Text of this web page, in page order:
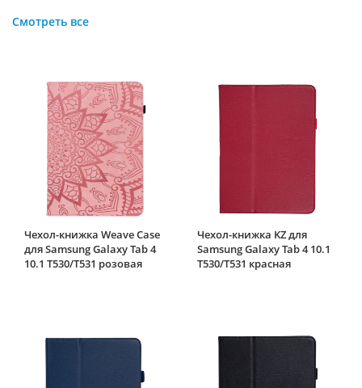
Смотреть все
Чехол-книжка Weave Case
для Samsung Galaxy Tab 4
10.1 T530/T531 розовая
Чехол-книжка KZ для
Samsung Galaxy Tab 4 10.1
T530/T531 красная